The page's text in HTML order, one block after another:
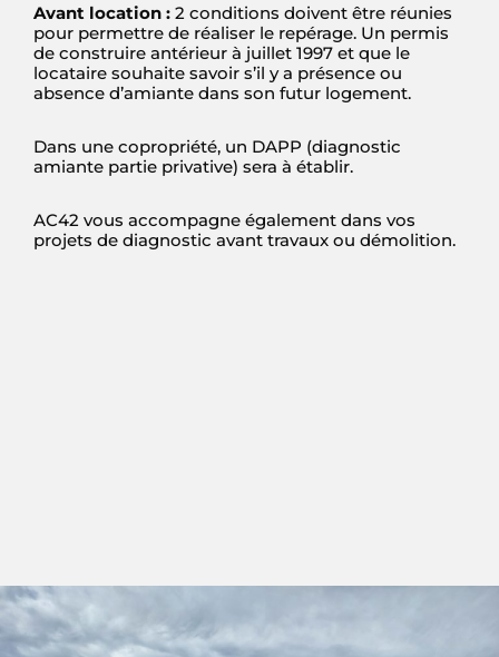
Avant location : 2 conditions doivent être réunies
pour permettre de réaliser le repérage. Un permis
de construire antérieur à juillet 1997 et que le
locataire souhaite savoir s’il y a présence ou
absence d’amiante dans son futur logement.
Dans une copropriété, un DAPP (diagnostic
amiante partie privative) sera à établir.
AC42 vous accompagne également dans vos
projets de diagnostic avant travaux ou démolition.